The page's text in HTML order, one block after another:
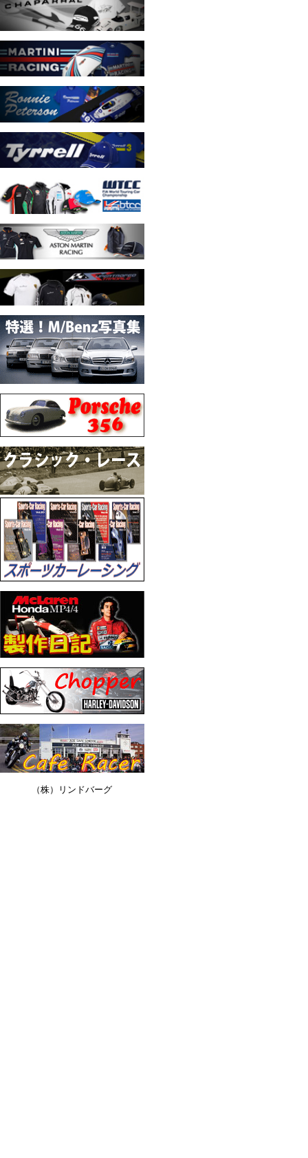
（株）リンドバーグ